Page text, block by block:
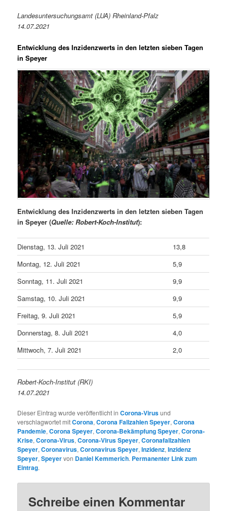
Landesuntersuchungsamt (LUA) Rheinland-Pfalz
14.07.2021
Entwicklung des Inzidenzwerts in den letzten sieben Tagen
in Speyer
Entwicklung des Inzidenzwerts in den letzten sieben Tagen
in Speyer (Quelle: Robert-Koch-Institut):
Dienstag, 13. Juli 2021
13,8
Montag, 12. Juli 2021
5,9
Sonntag, 11. Juli 2021
9,9
Samstag, 10. Juli 2021
9,9
Freitag, 9. Juli 2021
5,9
Donnerstag, 8. Juli 2021
4,0
Mittwoch, 7. Juli 2021
2,0
Robert-Koch-Institut (RKI)
14.07.2021
Dieser Eintrag wurde veröffentlicht inCorona-Virusund
verschlagwortet mitCorona,Corona Fallzahlen Speyer,Corona
Pandemie,Corona Speyer,Corona-Bekämpfung Speyer,Corona-
Krise,Corona-Virus,Corona-Virus Speyer,Coronafallzahlen
Speyer,Coronavirus,Coronavirus Speyer,Inzidenz,Inzidenz
Speyer,Speyervon Daniel Kemmerich. Permanenter Link zum
Eintrag.
Schreibe einen Kommentar